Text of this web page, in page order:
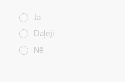
Jā
Daļēji
Nē